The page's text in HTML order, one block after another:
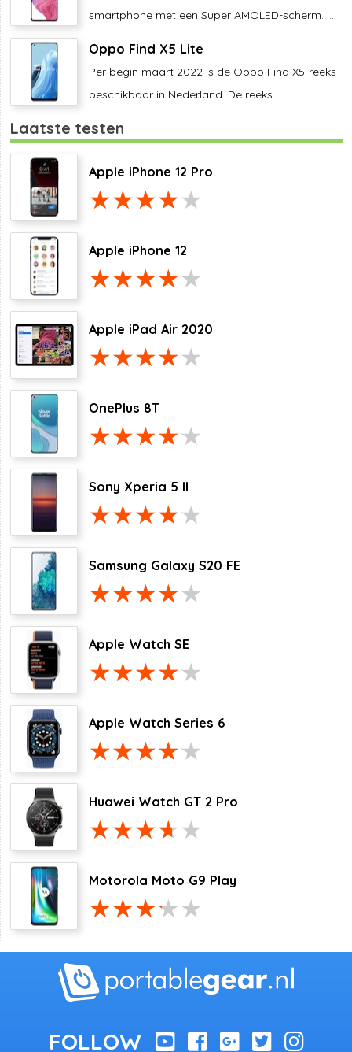
smartphone met een Super AMOLED-scherm. ...
Oppo Find X5 Lite
Per begin maart 2022 is de Oppo Find X5-reeks
beschikbaar in Nederland. De reeks ...
Laatste testen
Apple iPhone 12 Pro
Apple iPhone 12
Apple iPad Air 2020
OnePlus 8T
Sony Xperia 5 II
Samsung Galaxy S20 FE
Apple Watch SE
Apple Watch Series 6
Huawei Watch GT 2 Pro
Motorola Moto G9 Play